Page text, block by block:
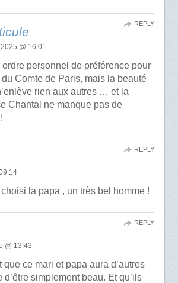
@ 16:01
ordre personnel de préférence pour
du Comte de Paris, mais la beauté
rien aux autres … et la
Chantal ne manque pas de
REPLY
la papa , un très bel homme !
REPLY
@ 13:43
que ce mari et papa aura d’autres
d’être simplement beau. Et qu’ils
REPLY